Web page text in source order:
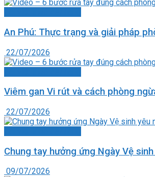
An Phú: Thực trạng và giải pháp
22/07/2026
Viêm gan Vi rút và cách phòng
22/07/2026
Chung tay hưởng ứng Ngày Vệ
09/07/2026